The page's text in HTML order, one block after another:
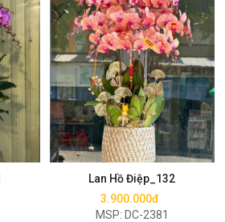
Lan Hồ Điệp_132
3.900.000đ
MSP: DC-2381
Mua ngay